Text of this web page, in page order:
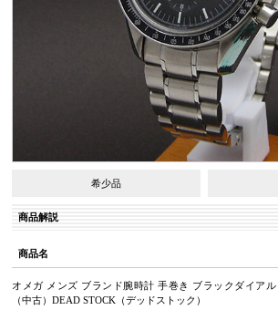
希少品
商品解説
商品名
オメガ メンズ ブランド腕時計 手巻き ブラックダイア
（中古）DEAD STOCK（デッドストック）